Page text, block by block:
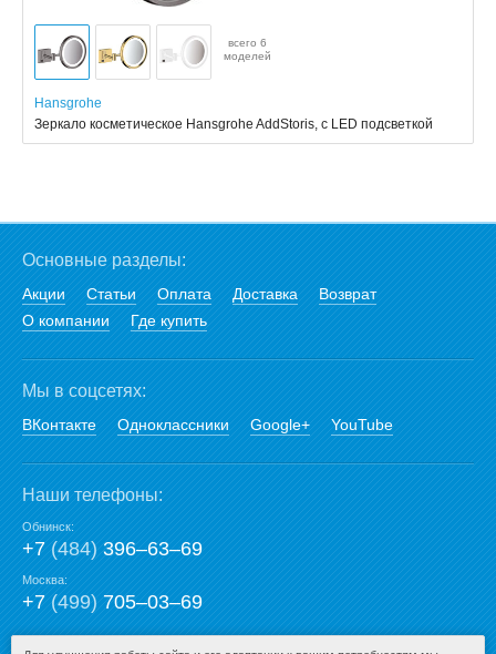
всего 6
моделей
Hansgrohe
Зеркало косметическое Hansgrohe AddStoris, с LED подсветкой
Основные разделы:
Акции Статьи Оплата Доставка
Возврат
О компании
Где купить
Мы в соцсетях:
ВКонтакте Одноклассники Google+ YouTube
Наши телефоны:
Обнинск:
+7(484)396‒63‒69
Москва:
+7(499)705‒03‒69
E-mail: